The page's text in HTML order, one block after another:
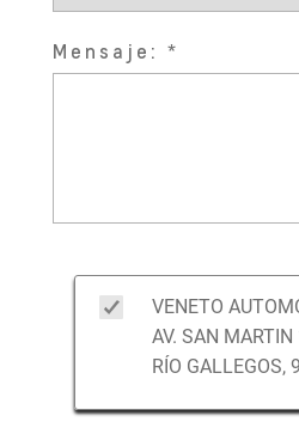
Mensaje:
VENETO
AV. SAN
RÍO GALLEGOS,